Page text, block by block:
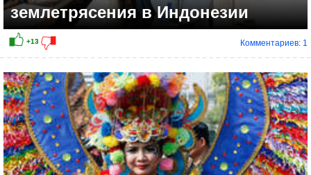
землетрясения в Индонезии
Комментариев: 1